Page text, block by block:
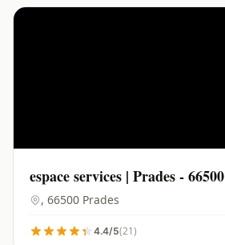
espace services | Prades - 66500
, 66500 Prades
4.4/5(21)